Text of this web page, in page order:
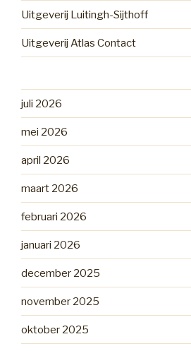
Uitgeverij Luitingh-Sijthoff
Uitgeverij Atlas Contact
juli 2026
mei 2026
april 2026
maart 2026
februari 2026
januari 2026
december 2025
november 2025
oktober 2025